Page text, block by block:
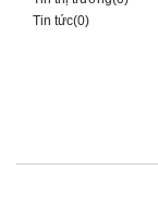
Tin tức(0)